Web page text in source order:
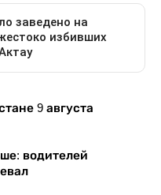
9 августа
водителей